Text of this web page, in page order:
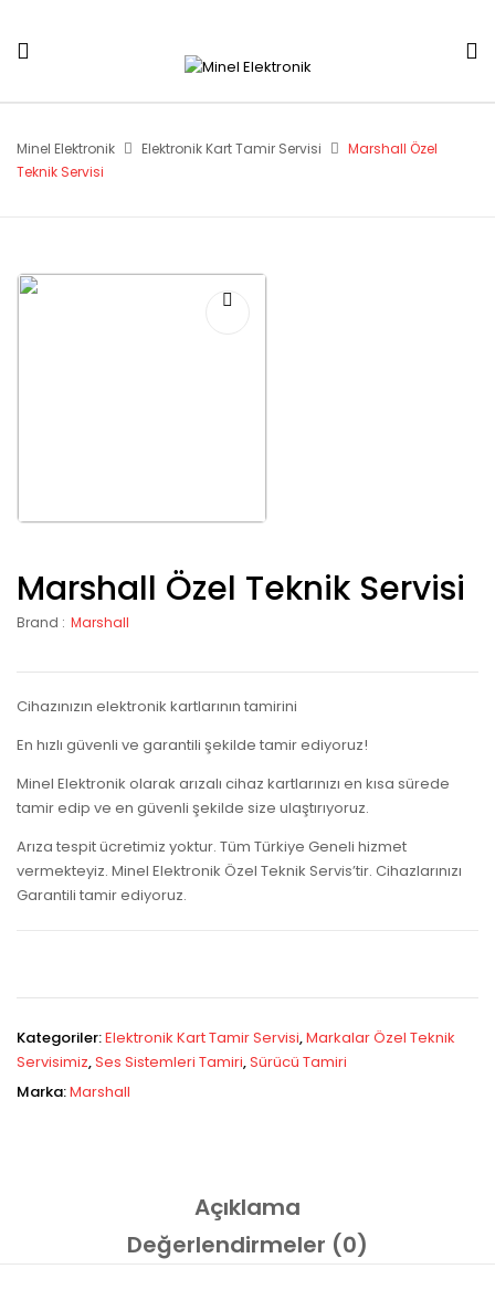
Minel Elektronik Elektronik Kart Tamir Servisi
Marshall Özel
Teknik Servisi
Marshall Özel Teknik Servisi
Brand : Marshall
Cihazınızın elektronik kartlarının tamirini
En hızlı güvenli ve garantili şekilde tamir ediyoruz!
Minel Elektronik olarak arızalı cihaz kartlarınızı en kısa sürede
tamir edip ve en güvenli şekilde size ulaştırıyoruz.
Arıza tespit ücretimiz yoktur. Tüm Türkiye Geneli hizmet
vermekteyiz. Minel Elektronik Özel Teknik Servis’tir. Cihazlarınızı
Garantili tamir ediyoruz.
Kategoriler:Elektronik Kart Tamir Servisi,Markalar Özel Teknik
Servisimiz,Ses Sistemleri Tamiri,Sürücü Tamiri
Marka:Marshall
Açıklama
Değerlendirmeler (0)